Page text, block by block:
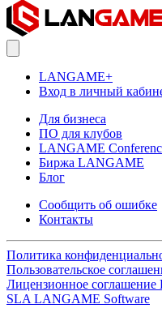
LANGAME+
Вход в личный
Для бизнеса
ПО для клубов
LANGAME
Биржа LANGAME
Блог
Сообщить об ошибке
Контакты
Политика
Пользовательское
Лицензионное
SLA LANGAME Software